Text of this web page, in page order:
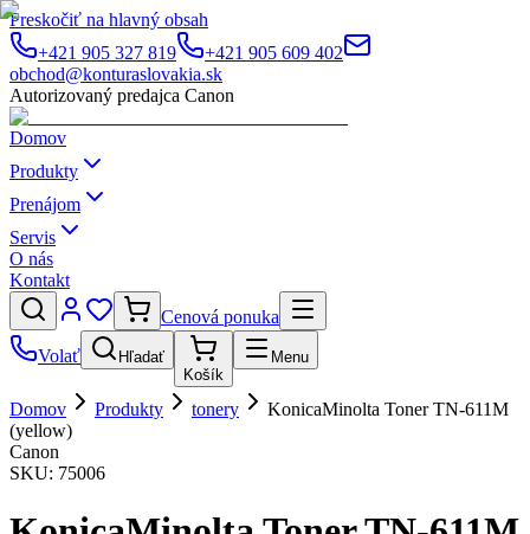
Preskočiť na hlavný obsah
+421 905 327 819
+421 905 609 402
obchod@konturaslovakia.sk
Autorizovaný predajca Canon
Domov
Produkty
Prenájom
Servis
O nás
Kontakt
Cenová ponuka
Volať
Hľadať
Košík
Menu
Domov Produkty tonery
KonicaMinolta Toner TN-611M
(yellow)
Canon
SKU: 75006